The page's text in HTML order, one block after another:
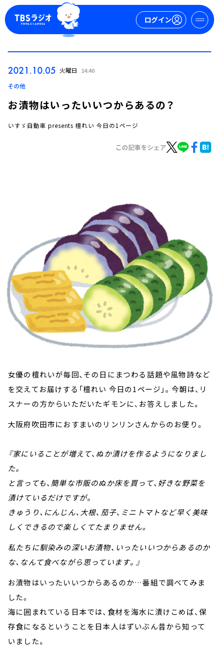
ログイン
イベント・グッズ
YouTube
会社情報
2021.10.05 火曜日 14:40
その他
お漬物はいったいいつからあるの？
いすゞ自動車 presents 檀れい 今日の1ページ
この記事をシェア
女優の檀れいが毎回、その日にまつわる話題や風物詩など
を交えてお届けする「檀れい 今日の1ページ」。 今朝は、リ
スナーの方からいただいたギモンに、お答えしました。
大阪府吹田市におすまいのリンリンさんからのお便り。
『家にいることが増えて、ぬか漬けを作るようになりまし
た。
と言っても、簡単な市販のぬか床を買って、好きな野菜を
漬けているだけですが。
きゅうり、にんじん、大根、茄子、ミニトマトなど早く美味
しくできるので楽しくてたまりません。
私たちに馴染みの深いお漬物、いったいいつからあるのか
な、なんて食べながら思っています。』
お漬物はいったいいつからあるのか…番組で調べてみま
した。
海に囲まれている日本では、食材を海水に漬けこめば、保
存食になるということを日本人はずいぶん昔から知って
いました。